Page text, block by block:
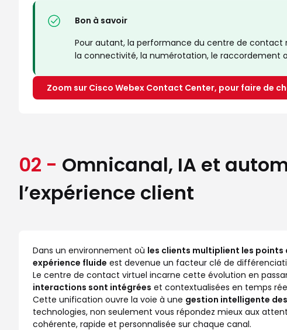
Bon à savoir
Pour autant, la performance du centre de contact
la connectivité, la numérotation, le raccordement
Zoom sur Cisco Webex Contact Center, pour faire de
02 - Omnicanal, IA et
l’expérience client
Dans un environnement où les clients multiplient les
expérience fluide est devenue un facteur clé de
Le centre de contact virtuel incarne cette évolution en
interactions sont intégrées et contextualisées en temps
Cette unification ouvre la voie à une gestion intelligente
technologies, non seulement vous répondez mieux aux
cohérente, rapide et personnalisée sur chaque canal.